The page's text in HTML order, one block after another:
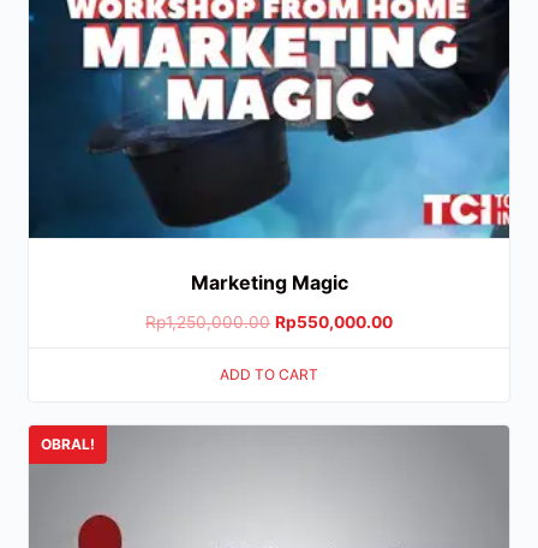
Marketing Magic
Rp1,250,000.00 Rp550,000.00
ADD TO CART
OBRAL!